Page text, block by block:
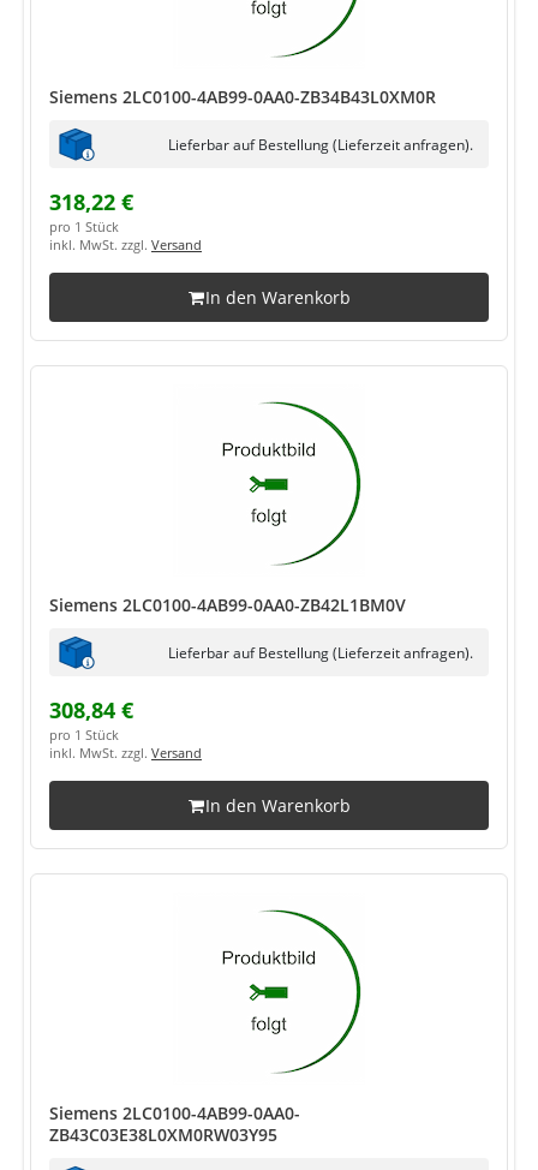
Siemens 2LC0100-4AB99-0AA0-ZB34B43L0XM0R
Lieferbar auf Bestellung (Lieferzeit anfragen).
318,22 €
pro 1 Stück
inkl. MwSt. zzgl. Versand
In den Warenkorb
Siemens 2LC0100-4AB99-0AA0-ZB42L1BM0V
Lieferbar auf Bestellung (Lieferzeit anfragen).
308,84 €
pro 1 Stück
inkl. MwSt. zzgl. Versand
In den Warenkorb
Siemens 2LC0100-4AB99-0AA0-
ZB43C03E38L0XM0RW03Y95